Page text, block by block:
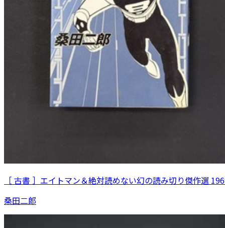
［ 古書 ］エイトマン＆絶対読めない幻の読み切り傑作選
桑田二郎